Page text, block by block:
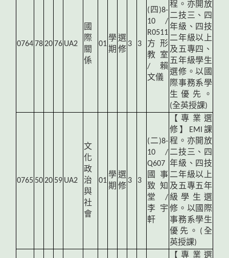
0764 7820 76 UA2
國
際
關
係
01
學
期
選
修
3 3
( 四)8-
10 /
R0511
方形
教室
/ 賴
文儀
程。亦開放
二技三、四
年級、四技
二年級以上
及五專四、
五年級學生
選修。以國
際事務系學
生優先。
(全英授課)
0765 5020 59 UA2
文
化
政
治
與
社
會
01
學
期
選
修
3 3
(二)8-
10 /
Q607
國事
致知
堂 /
李宇
軒
【專業選
修】EMI課
程。亦開放
二技三、四
年級、四技
二年級以上
及五專五年
級學生選
修。以國際
事務系學生
優先。(全
英授課)
【專業選